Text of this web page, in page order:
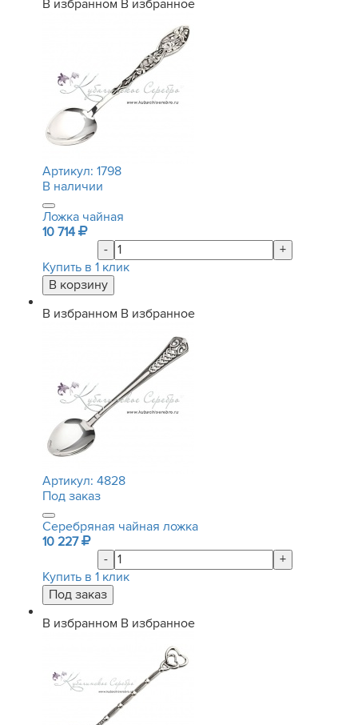
В избранном В избранное
Артикул: 1798
В наличии
Ложка чайная
10 714
-
+
Купить в 1 клик
В избранном В избранное
Артикул: 4828
Под заказ
Серебряная чайная ложка
10 227
-
+
Купить в 1 клик
В избранном В избранное